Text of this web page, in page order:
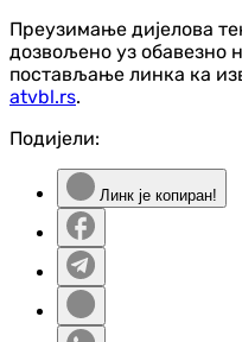
Преузимање дијелова
дозвољено уз обавезно
постављање линка ка
atvbl.rs.
Подијели:
Линк је копиран!